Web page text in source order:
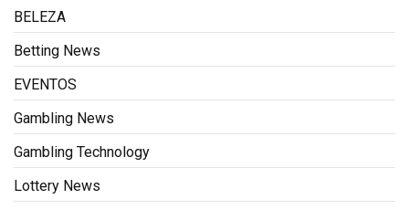
BELEZA
Betting News
EVENTOS
Gambling News
Gambling Technology
Lottery News